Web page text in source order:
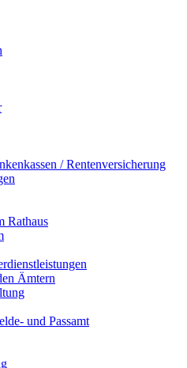
/ Rentenversicherung
Rathaus
Ämtern
und Passamt